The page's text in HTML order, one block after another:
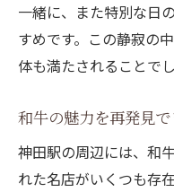
一緒に、また特別な日
すめです。この静寂の
体も満たされることでし
和牛の魅力を再発見
神田駅の周辺には、和
れた名店がいくつも存